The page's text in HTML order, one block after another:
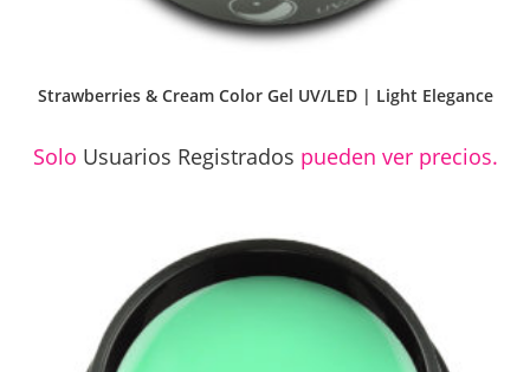
Strawberries & Cream Color Gel UV/LED | Light Elegance
Solo Usuarios Registrados pueden ver precios.